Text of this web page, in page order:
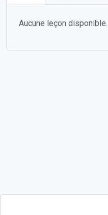
Aucune leçon disponible.